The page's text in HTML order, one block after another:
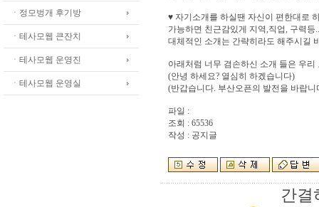
ㆍ정모벙개 후기방
ㆍ테사모웹 큰잔치
ㆍ테사모웹 운영진
ㆍ테사모웹 운영실
♥ 자기소개를 하실땐 자신이 편한대로
가능하면 친근감있게 지역,직업, 구력등
대체적인 소개는 간략히라도 해주시길
아래처럼 너무 겸손하신 소개 들은 우
(안녕 하세요? 열심히 하겠습니다)
(반갑습니다. 부산오픈의 발전을 바랍니
파일 :
조회 : 65536
작성 : 공지글
간결